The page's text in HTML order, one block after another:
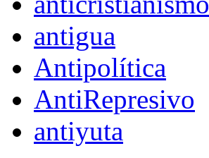
antigua
Antipolítica
AntiRepresivo
antiyuta